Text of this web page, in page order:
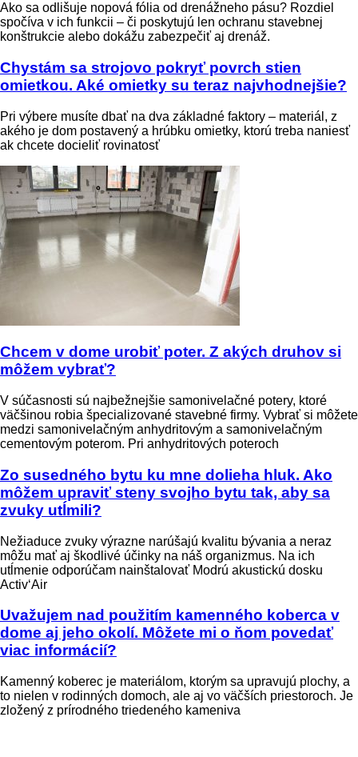
Ako sa odlišuje nopová fólia od drenážneho pásu? Rozdiel
spočíva v ich funkcii – či poskytujú len ochranu stavebnej
konštrukcie alebo dokážu zabezpečiť aj drenáž.
Chystám sa strojovo pokryť povrch stien
omietkou. Aké omietky su teraz najvhodnejšie?
Pri výbere musíte dbať na dva základné faktory – materiál, z
akého je dom postavený a hrúbku omietky, ktorú treba naniesť
ak chcete docieliť rovinatosť
Chcem v dome urobiť poter. Z akých druhov si
môžem vybrať?
V súčasnosti sú najbežnejšie samonivelačné potery, ktoré
väčšinou robia špecializované stavebné firmy. Vybrať si môžete
medzi samonivelačným anhydritovým a samonivelačným
cementovým poterom. Pri anhydritových poteroch
Zo susedného bytu ku mne dolieha hluk. Ako
môžem upraviť steny svojho bytu tak, aby sa
zvuky utĺmili?
Nežiaduce zvuky výrazne narúšajú kvalitu bývania a neraz
môžu mať aj škodlivé účinky na náš organizmus. Na ich
utĺmenie odporúčam nainštalovať Modrú akustickú dosku
Activ‘Air
Uvažujem nad použitím kamenného koberca v
dome aj jeho okolí. Môžete mi o ňom povedať
viac informácií?
Kamenný koberec je materiálom, ktorým sa upravujú plochy, a
to nielen v rodinných domoch, ale aj vo väčších priestoroch. Je
zložený z prírodného triedeného kameniva